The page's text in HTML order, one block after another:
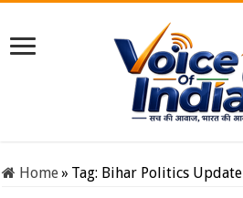
Home» Tag: Bihar Politics Update